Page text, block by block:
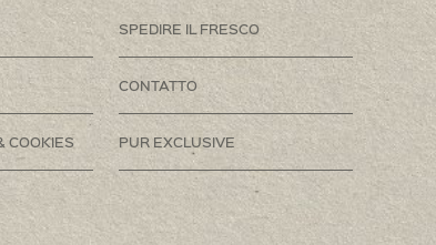
SPEDIRE IL FRESCO
CONTATTO
COOKIES PUR EXCLUSIVE